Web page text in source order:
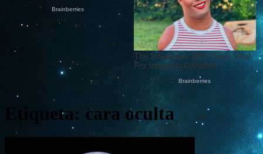
Etiqueta: cara oculta